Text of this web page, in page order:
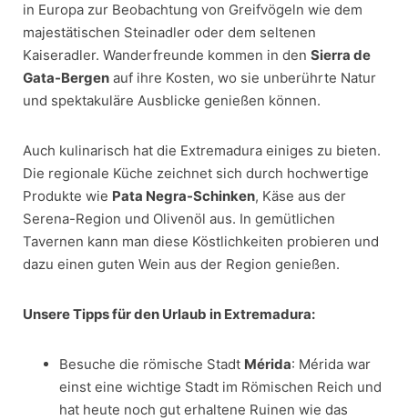
in Europa zur Beobachtung von Greifvögeln wie dem
majestätischen Steinadler oder dem seltenen
Kaiseradler. Wanderfreunde kommen in den Sierra de
Gata-Bergen auf ihre Kosten, wo sie unberührte Natur
und spektakuläre Ausblicke genießen können.
Auch kulinarisch hat die Extremadura einiges zu bieten.
Die regionale Küche zeichnet sich durch hochwertige
Produkte wie Pata Negra-Schinken, Käse aus der
Serena-Region und Olivenöl aus. In gemütlichen
Tavernen kann man diese Köstlichkeiten probieren und
dazu einen guten Wein aus der Region genießen.
Unsere Tipps für den Urlaub in Extremadura:
Besuche die römische Stadt Mérida: Mérida war
einst eine wichtige Stadt im Römischen Reich und
hat heute noch gut erhaltene Ruinen wie das